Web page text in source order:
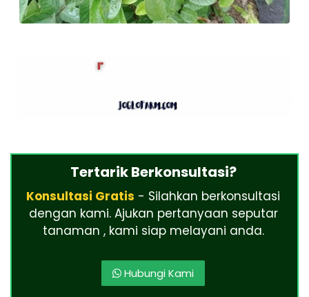
Tertarik Berkonsultasi?
Konsultasi Gratis - Silahkan berkonsultasi
dengan kami. Ajukan pertanyaan seputar
tanaman , kami siap melayani anda.
Hubungi Kami